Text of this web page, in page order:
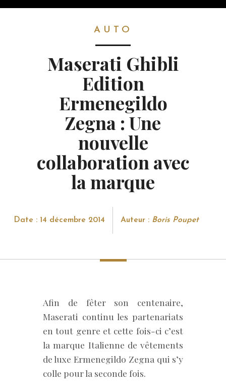
AUTO
Maserati Ghibli
Edition
Ermenegildo
Zegna : Une
nouvelle
collaboration avec
la marque
Date : 14 décembre 2014 Auteur : Boris Poupet
Afin de fêter son centenaire,
Maserati continu les partenariats
en tout genre et cette fois-ci c’est
la marque Italienne de vêtements
de luxe Ermenegildo Zegna qui s’y
colle pour la seconde fois.